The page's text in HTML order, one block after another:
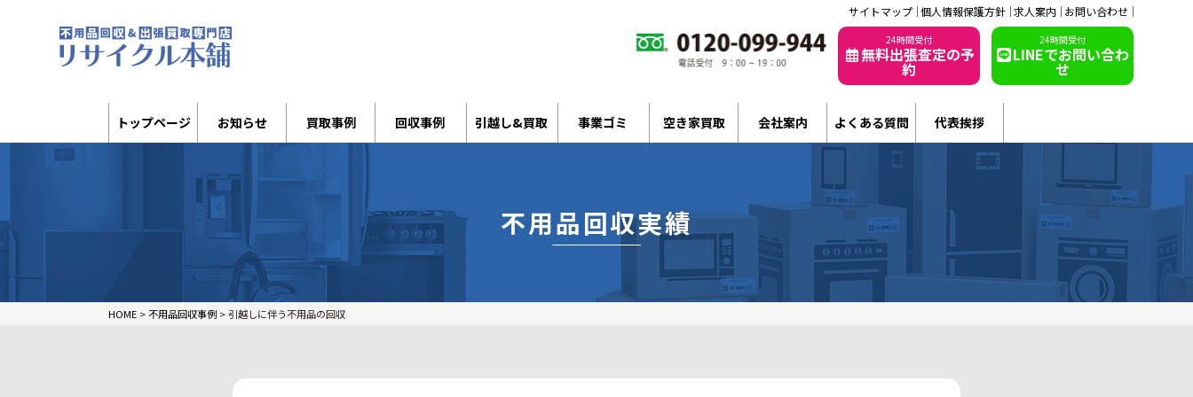
サイトマップ 個人情報保護方針 求人案内 お問い合わせ
24時間受付
無料出張査定の予
約
24時間受付
LINEでお問い合わ
せ
トップページ お知らせ 買取事例 回収事例 引越し&買取 事業ゴミ 空き家買取 会社案内 よくある質問 代表挨拶
不用品回収実績
HOME > 不用品回収事例 > 引越しに伴う不用品の回収